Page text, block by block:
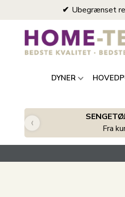
Ubegrænset
DYNER
Fra
‹